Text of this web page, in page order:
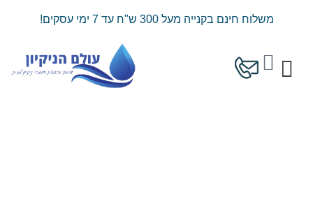
משלוח חינם בקנייה מעל 300 ש"ח עד 7 ימי עסקים!
עגלת
קניות